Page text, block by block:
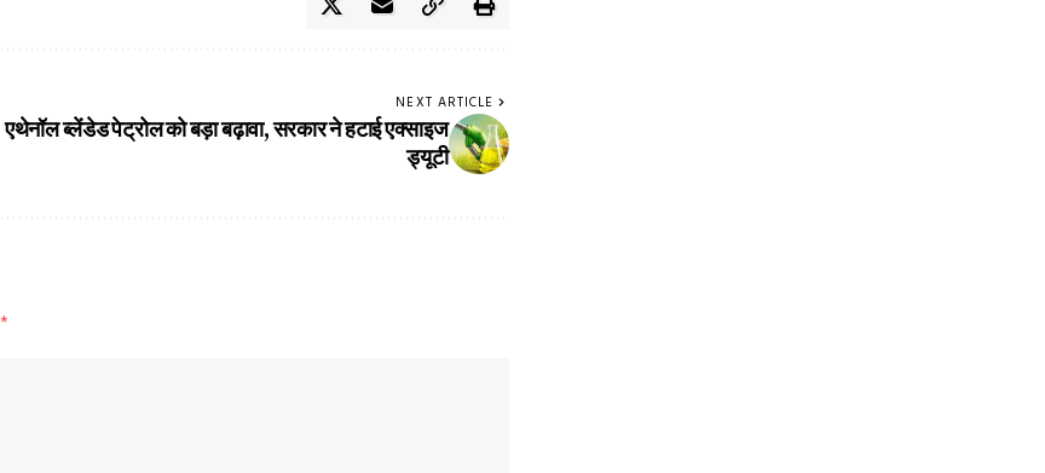
NEXT ARTICLE
एथेनॉल ब्लेंडेड पेट्रोल को बड़ा बढ़ावा, सरकार ने हटाई एक्साइज
ड्यूटी
*